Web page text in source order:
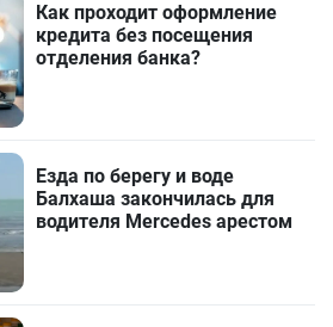
Как проходит оформление
кредита без посещения
отделения банка?
Езда по берегу и воде
Балхаша закончилась для
водителя Mercedes арестом